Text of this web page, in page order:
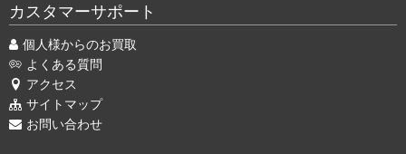
カスタマーサポート
個人様からのお買取
よくある質問
アクセス
サイトマップ
お問い合わせ